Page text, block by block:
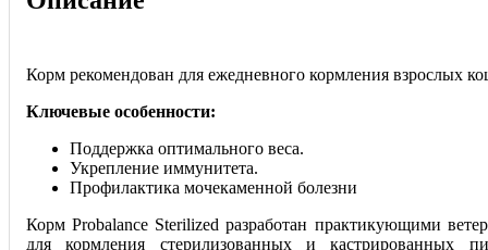
Корм рекомендован для ежедневного кормления взрослых
Ключевые особенности:
Поддержка оптимального веса.
Укрепление иммунитета.
Профилактика мочекаменной болезни
Корм Probalance Sterilized разработан практикующими
для кормления стерилизованных и кастрированных